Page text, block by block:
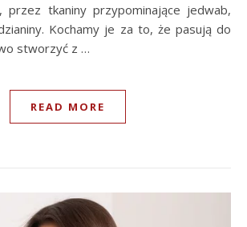
przez tkaniny przypominające jedwab,
Kochamy je za to, że pasują do
stworzyć z …
READ MORE